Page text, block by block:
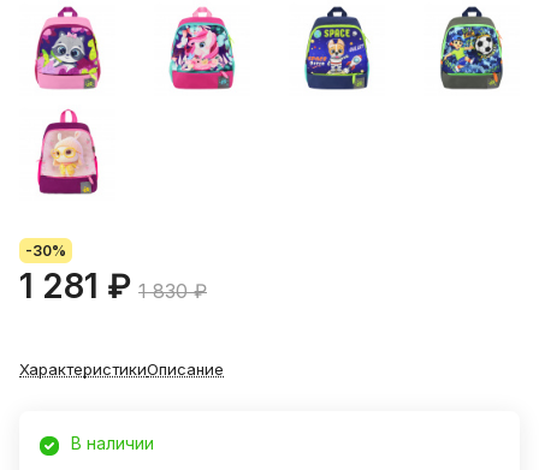
-30%
1 281 ₽ 1 830 ₽
ХарактеристикиОписание
В наличии